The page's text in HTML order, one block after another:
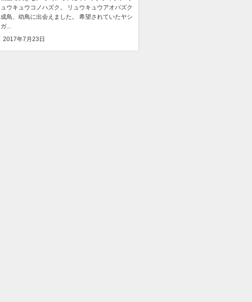
ュウキュウコノハズク。 リュウキュウアオバズク
成鳥、幼鳥に出会えました。 希望されていたヤシ
ガ...
2017年7月23日